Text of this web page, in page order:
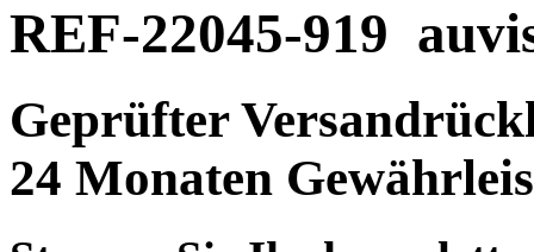
REF-22045-919
Geprüfter
24 Monaten